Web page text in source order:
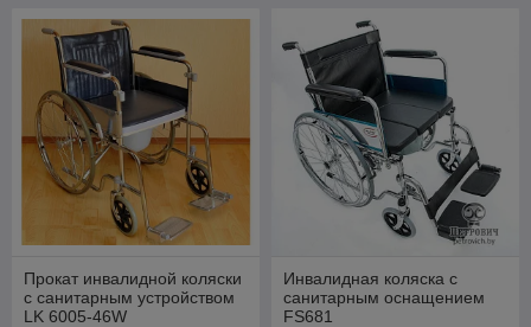
Прокат инвалидной коляски
с санитарным устройством
LK 6005-46W
Инвалидная коляска с
санитарным оснащением
FS681